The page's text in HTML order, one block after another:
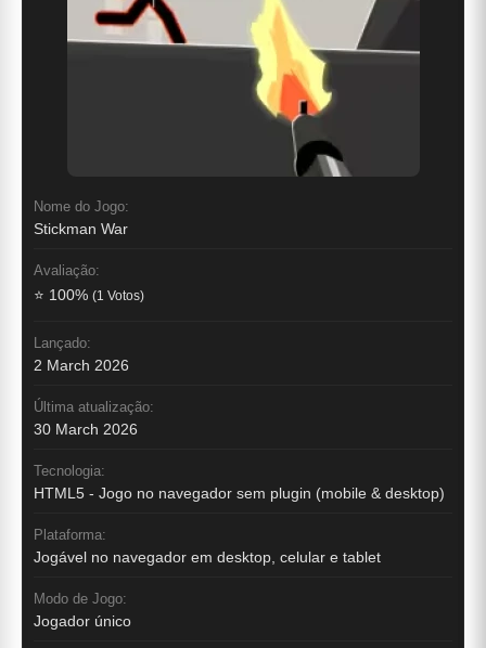
Nome do Jogo:
Stickman War
Avaliação:
⭐ 100% (1 Votos)
Lançado:
2 March 2026
Última atualização:
30 March 2026
Tecnologia:
HTML5 - Jogo no navegador sem plugin (mobile & desktop)
Plataforma:
Jogável no navegador em desktop, celular e tablet
Modo de Jogo:
Jogador único